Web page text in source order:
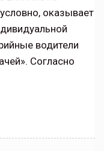
оказывает
водители
Согласно